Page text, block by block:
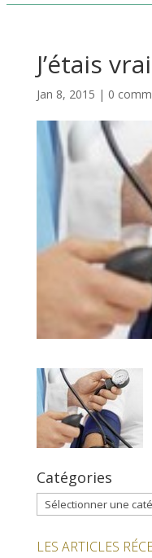
J’étais
Jan 8, 2015 | 0
Catégories
Catégories
LES ARTICLES